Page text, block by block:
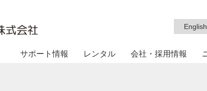
English
サポート情報 レンタル 会社・採用情報